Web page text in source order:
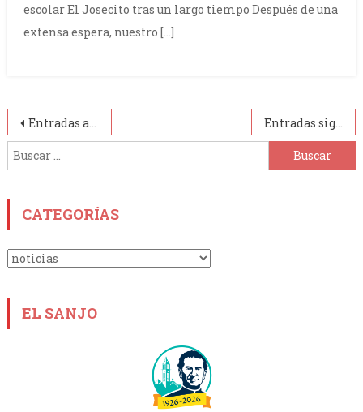
escolar El Josecito tras un largo tiempo Después de una
extensa espera, nuestro […]
Navegación
de
Entradas anteriores
Entradas siguientes
Buscar:
CATEGORÍAS
Categorías
EL SANJO